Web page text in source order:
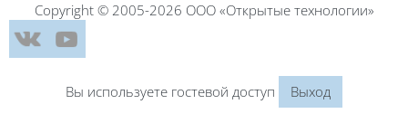
Copyright © 2005-2026 ООО «Открытые технологии»
Вы используете гостевой доступ Выход